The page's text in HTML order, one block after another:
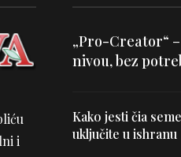
i
„Pro-Creator“
nivou, bez
Kako jesti čia
uključite u ishranu